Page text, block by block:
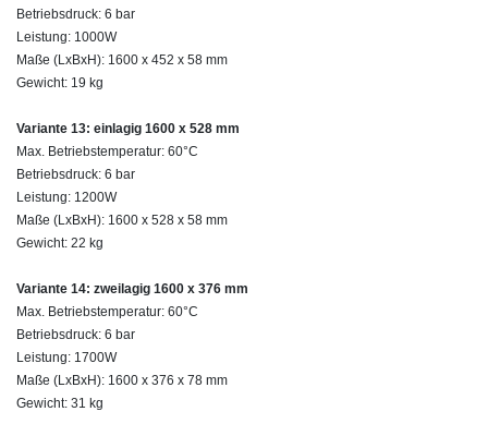
Betriebsdruck: 6 bar
Leistung: 1000W
Maße (LxBxH): 1600 x 452 x 58 mm
Gewicht: 19 kg
Variante 13: einlagig 1600 x 528 mm
Max. Betriebstemperatur: 60°C
Betriebsdruck: 6 bar
Leistung: 1200W
Maße (LxBxH): 1600 x 528 x 58 mm
Gewicht: 22 kg
Variante 14: zweilagig 1600 x 376 mm
Max. Betriebstemperatur: 60°C
Betriebsdruck: 6 bar
Leistung: 1700W
Maße (LxBxH): 1600 x 376 x 78 mm
Gewicht: 31 kg